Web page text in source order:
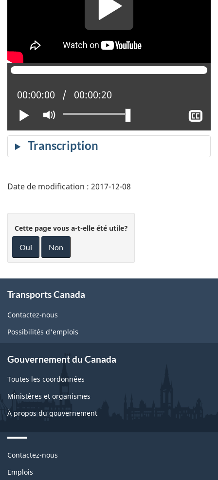
Lire
Activer
le
mode
muet
Position actuelle :
00:00:00 Temps total :
00:00:20
le
video
Date de modification : 2017-12-08
Cette page vous a-t-elle été utile?
Oui Non
this
site
Transports Canada
Contactez-nous
Possibilités d'emplois
Gouvernement du Canada
Toutes les coordonnées
Ministères et organismes
À propos du gouvernement
Themes
topics
Contactez-nous
Emplois